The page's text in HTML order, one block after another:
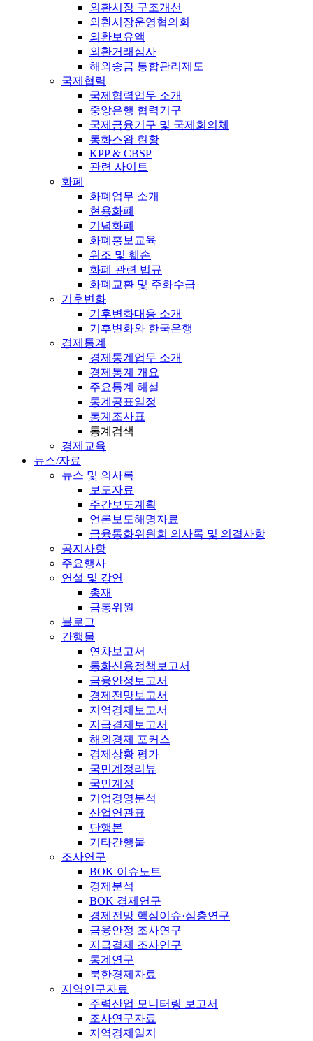
외환시장 구조개선
외환시장운영협의회
외환보유액
외환거래심사
해외송금 통합관리제도
국제협력
국제협력업무 소개
중앙은행 협력기구
국제금융기구 및 국제회의체
통화스왑 현황
KPP & CBSP
관련 사이트
화폐
화폐업무 소개
현용화폐
기념화폐
화폐홍보교육
위조 및 훼손
화폐 관련 법규
화폐교환 및 주화수급
기후변화
기후변화대응 소개
기후변화와 한국은행
경제통계
경제통계업무 소개
경제통계 개요
주요통계 해설
통계공표일정
통계조사표
통계검색
경제교육
뉴스/자료
뉴스 및 의사록
보도자료
주간보도계획
언론보도해명자료
금융통화위원회 의사록 및 의결사항
공지사항
주요행사
연설 및 강연
총재
금통위원
블로그
간행물
연차보고서
통화신용정책보고서
금융안정보고서
경제전망보고서
지역경제보고서
지급결제보고서
해외경제 포커스
경제상황 평가
국민계정리뷰
국민계정
기업경영분석
산업연관표
단행본
기타간행물
조사연구
BOK 이슈노트
경제분석
BOK 경제연구
경제전망 핵심이슈·심층연구
금융안정 조사연구
지급결제 조사연구
통계연구
북한경제자료
지역연구자료
주력산업 모니터링 보고서
조사연구자료
지역경제일지